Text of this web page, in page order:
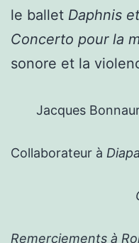
le ballet Daphnis
Concerto pour la
sonore et la
Jacques
Collaborateur à
Remerciements à